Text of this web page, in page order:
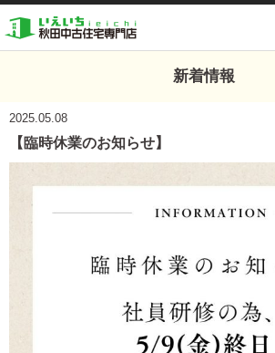
新着情報
2025.05.08
【臨時休業のお知らせ】